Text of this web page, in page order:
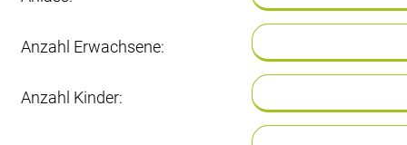
Anzahl Erwachsene:
Anzahl Kinder: